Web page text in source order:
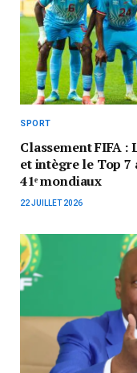
SPORT
Classement FIFA :
et intègre le Top
41ᵉ mondiaux
22 JUILLET 2026